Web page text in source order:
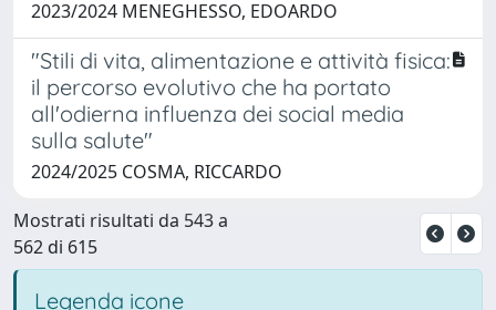
2023/2024 MENEGHESSO, EDOARDO
"Stili di vita, alimentazione e attività fisica:
il percorso evolutivo che ha portato
all'odierna influenza dei social media
sulla salute"
2024/2025 COSMA, RICCARDO
Mostrati risultati da 543 a
562 di 615
Legenda icone